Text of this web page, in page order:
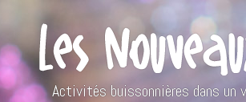
Activités buissonnières dans